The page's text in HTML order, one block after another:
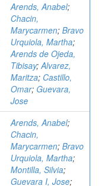
Arends, Anabel;
Chacin,
Marycarmen; Bravo
Urquiola, Martha;
Arends de Ojeda,
Tibisay;Alvarez,
Maritza; Castillo,
Omar; Guevara,
Jose
Arends, Anabel;
Chacin,
Marycarmen; Bravo
Urquiola, Martha;
Montilla, Silvia;
Guevara I, Jose;